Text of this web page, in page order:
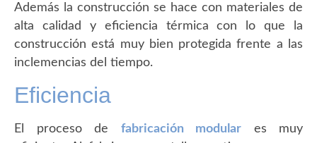
Además la construcción se hace con materiales de
alta calidad y eficiencia térmica con lo que la
construcción está muy bien protegida frente a las
inclemencias del tiempo.
Eficiencia
El proceso de fabricación modular es muy